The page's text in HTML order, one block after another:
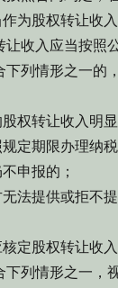
为股权转让收入
入应当按照公
列情形之一的
转让收入明显
期限办理纳税
申报的；
提供或拒不提
股权转让收入
列情形之一，